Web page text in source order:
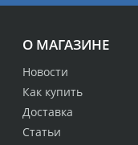
О МАГАЗИНЕ
Новости
Как купить
Доставка
Статьи